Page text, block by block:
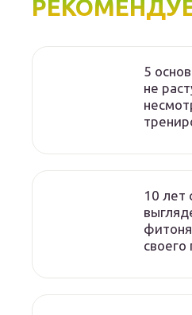
5
не
10 лет
своего